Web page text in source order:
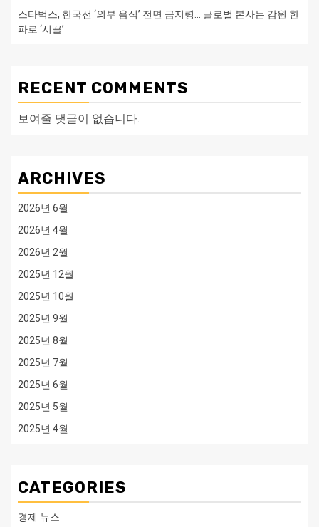
스타벅스, 한국선 ‘외부 음식’ 전면 금지령… 글로벌 본사는 감원 한
파로 ‘시끌’
RECENT COMMENTS
보여줄 댓글이 없습니다.
ARCHIVES
2026년 6월
2026년 4월
2026년 2월
2025년 12월
2025년 10월
2025년 9월
2025년 8월
2025년 7월
2025년 6월
2025년 5월
2025년 4월
CATEGORIES
경제 뉴스